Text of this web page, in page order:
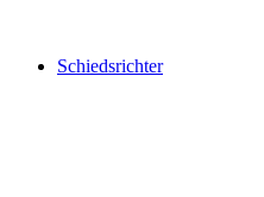
Schiedsrichter